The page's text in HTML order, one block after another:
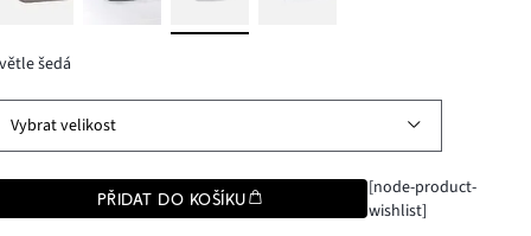
šedá
Vybrat velikost
PŘIDAT DO KOŠÍKU
[node-product-
wishlist]